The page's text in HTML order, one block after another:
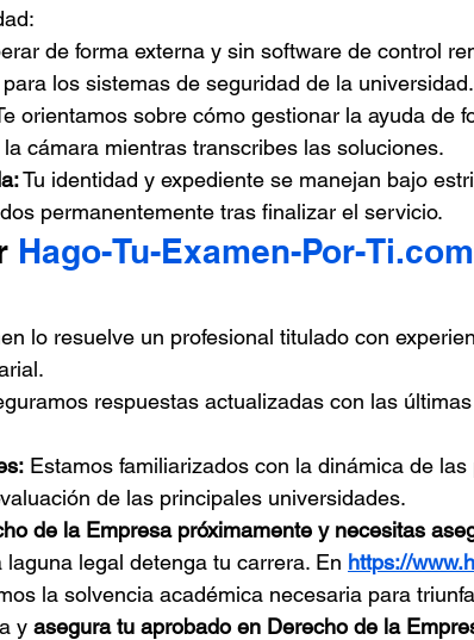
de forma externa y sin software de control
los sistemas de seguridad de la universidad.
orientamos sobre cómo gestionar la ayuda de
cámara mientras transcribes las soluciones.
Tu identidad y expediente se manejan bajo
permanentemente tras finalizar el servicio.
Hago-Tu-Examen-Por-Ti.com
lo resuelve un profesional titulado con
respuestas actualizadas con las
Estamos familiarizados con la dinámica de las
de las principales universidades.
de la Empresa próximamente y necesitas
laguna legal detenga tu carrera. En https://
la solvencia académica necesaria para
y asegura tu aprobado en Derecho de la